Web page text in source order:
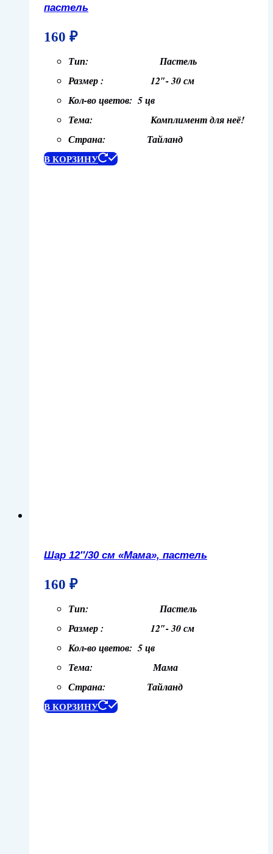
пастель
160 ₽
Тип: Пастель
Размер : 12″- 30 см
Кол-во цветов: 5 цв
Тема: Комплимент для неё!
Страна: Тайланд
В КОРЗИНУ
Шар 12″/30 см «Мама», пастель
160 ₽
Тип: Пастель
Размер : 12″- 30 см
Кол-во цветов: 5 цв
Тема: Мама
Страна: Тайланд
В КОРЗИНУ